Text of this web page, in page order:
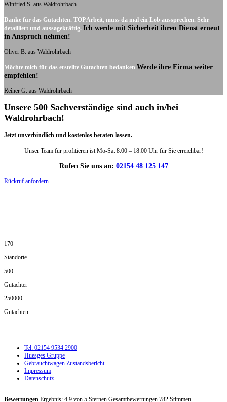
Winfried S. aus Waldrohrbach
Danke für das Gutachten. TOP Arbeit, muss da mal ein Lob aussprechen. Sehr
detailliert und aussagekräftig. Ich werde mit Sicherheit ihren Dienst erneut
in Anspruch nehmen!
Oliver B. aus Waldrohrbach
Möchte mich für das erstellte Gutachten bedanken Werde ihre Firma weiter
empfehlen!
Reiner G. aus Waldrohrbach
Unsere 500 Sachverständige sind auch in/bei
Waldrohrbach!
Jetzt unverbindlich und kostenlos beraten lassen.
Unser Team für profitieren ist Mo-Sa. 8:00 – 18:00 Uhr für Sie erreichbar!
Rufen Sie uns an: 02154 48 125 147
Rückruf anfordern
170
Standorte
500
Gutachter
250000
Gutachten
Tel: 02154 9534 2900
Huesges Gruppe
Gebrauchtwagen Zustandsbericht
Impressum
Datenschutz
Bewertungen Ergebnis: 4.9 von 5 Sternen Gesamtbewertungen 782 Stimmen